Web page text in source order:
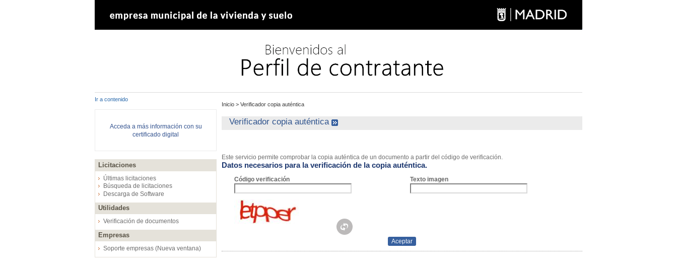
Ir a contenido
Acceda a más información con su
certificado digital
Licitaciones
Últimas licitaciones
Búsqueda de licitaciones
Descarga de Software
Utilidades
Verificación de documentos
Empresas
Soporte empresas (Nueva ventana)
Inicio > Verificador copia auténtica
Verificador copia auténtica
Este servicio permite comprobar la copia auténtica de un documento a partir del código de verificación.
Datos necesarios para la verificación de la copia auténtica.
Código verificación Texto imagen